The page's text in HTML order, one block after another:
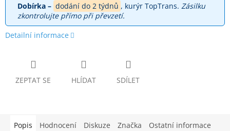
Dobírka – dodání do 2 týdnů , kurýr TopTrans. Zásilku
zkontrolujte přímo při převzetí.
Detailní informace
ZEPTAT SE HLÍDAT SDÍLET
Popis Hodnocení Diskuze Značka Ostatní informace